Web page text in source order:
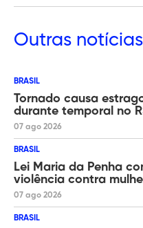
Outras
BRASIL
Tornado causa
durante temporal no
07 ago 2026
BRASIL
Lei Maria da Penha
violência contra
07 ago 2026
BRASIL